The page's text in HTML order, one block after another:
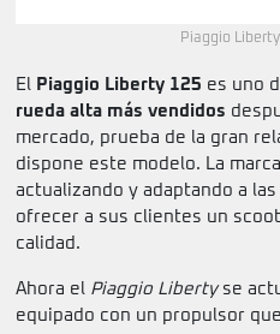
Piaggio
El Piaggio Liberty 125 es uno
rueda alta más vendidos
mercado, prueba de la gran
dispone este modelo. La
actualizando y adaptando a
ofrecer a sus clientes un
calidad.
Ahora el Piaggio Libertyse
equipado con un propulsor